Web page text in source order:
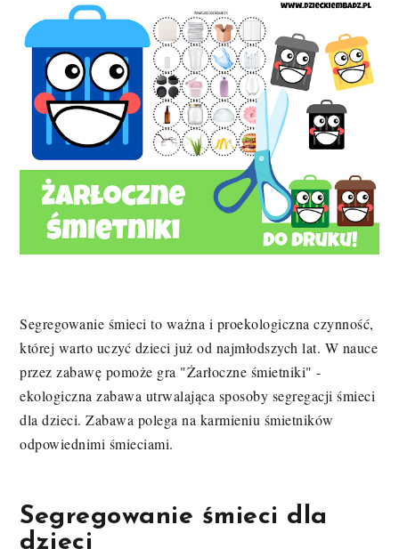
Segregowanie śmieci to ważna i proekologiczna czynność,
której warto uczyć dzieci już od najmłodszych lat. W nauce
przez zabawę pomoże gra "Żarłoczne śmietniki" -
ekologiczna zabawa utrwalająca sposoby segregacji śmieci
dla dzieci. Zabawa polega na karmieniu śmietników
odpowiednimi śmieciami.
Segregowanie śmieci dla
dzieci